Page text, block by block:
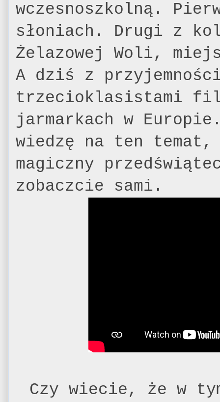
wczesnoszkolną.
słoniach. Drugi z
Żelazowej Woli,
A dziś z
trzecioklasistami
jarmarkach w
wiedzę na ten temat,
magiczny
zobaczcie sami.
Czy wiecie, że w